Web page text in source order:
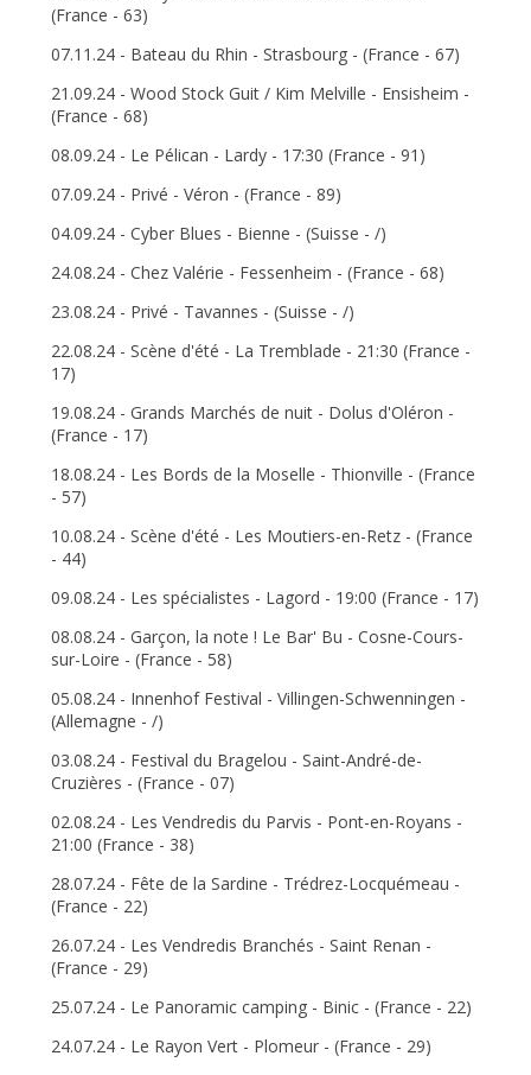
(France - 63)
07.11.24 - Bateau du Rhin - Strasbourg - (France - 67)
21.09.24 - Wood Stock Guit / Kim Melville - Ensisheim -
(France - 68)
08.09.24 - Le Pélican - Lardy - 17:30 (France - 91)
07.09.24 - Privé - Véron - (France - 89)
04.09.24 - Cyber Blues - Bienne - (Suisse - /)
24.08.24 - Chez Valérie - Fessenheim - (France - 68)
23.08.24 - Privé - Tavannes - (Suisse - /)
22.08.24 - Scène d'été - La Tremblade - 21:30 (France -
17)
19.08.24 - Grands Marchés de nuit - Dolus d'Oléron -
(France - 17)
18.08.24 - Les Bords de la Moselle - Thionville - (France
- 57)
10.08.24 - Scène d'été - Les Moutiers-en-Retz - (France
- 44)
09.08.24 - Les spécialistes - Lagord - 19:00 (France - 17)
08.08.24 - Garçon, la note ! Le Bar' Bu - Cosne-Cours-
sur-Loire - (France - 58)
05.08.24 - Innenhof Festival - Villingen-Schwenningen -
(Allemagne - /)
03.08.24 - Festival du Bragelou - Saint-André-de-
Cruzières - (France - 07)
02.08.24 - Les Vendredis du Parvis - Pont-en-Royans -
21:00 (France - 38)
28.07.24 - Fête de la Sardine - Trédrez-Locquémeau -
(France - 22)
26.07.24 - Les Vendredis Branchés - Saint Renan -
(France - 29)
25.07.24 - Le Panoramic camping - Binic - (France - 22)
24.07.24 - Le Rayon Vert - Plomeur - (France - 29)